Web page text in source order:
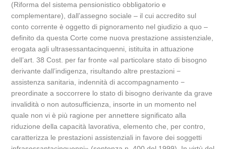
(Riforma del sistema pensionistico obbligatorio e
complementare), dall’assegno sociale – il cui accredito sul
conto corrente è oggetto di pignoramento nel giudizio a quo –
definito da questa Corte come nuova prestazione assistenziale,
erogata agli ultrasessantacinquenni, istituita in attuazione
dell’art. 38 Cost. per far fronte «al particolare stato di bisogno
derivante dall’indigenza, risultando altre prestazioni −
assistenza sanitaria, indennità di accompagnamento −
preordinate a soccorrere lo stato di bisogno derivante da grave
invalidità o non autosufficienza, insorte in un momento nel
quale non vi è più ragione per annettere significato alla
riduzione della capacità lavorativa, elemento che, per contro,
caratterizza le prestazioni assistenziali in favore dei soggetti